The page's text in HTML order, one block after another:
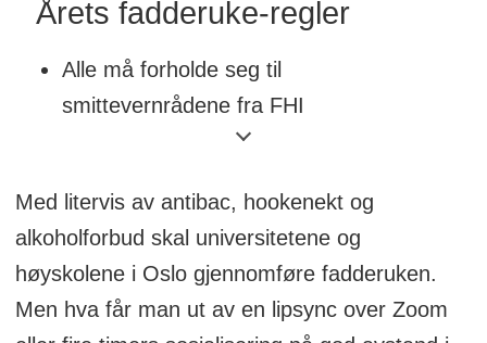
Årets fadderuke-regler
Alle må forholde seg til
smittevernrådene fra FHI
fadderledere gjennomfører et
smittevernkurs
De fleste læresteder har faddergrupper
på maks 20 personer. Ved Oslomet må
Med litervis av antibac, hookenekt og
alkoholforbud skal universitetene og
høyskolene i Oslo gjennomføre fadderuken.
Men hva får man ut av en lipsync over Zoom